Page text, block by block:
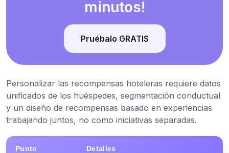
minutos!
Pruébalo GRATIS
Personalizar las recompensas hoteleras requiere datos
unificados de los huéspedes, segmentación conductual
y un diseño de recompensas basado en experiencias
trabajando juntos, no como iniciativas separadas.
Punto Detalles